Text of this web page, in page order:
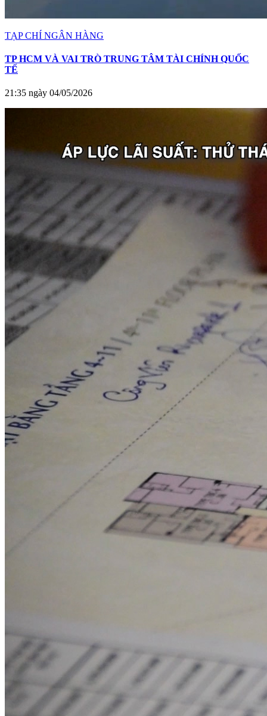
TẠP CHÍ NGÂN HÀNG
TP HCM VÀ VAI TRÒ TRUNG TÂM TÀI CHÍNH QUỐC
TẾ
21:35 ngày 04/05/2026